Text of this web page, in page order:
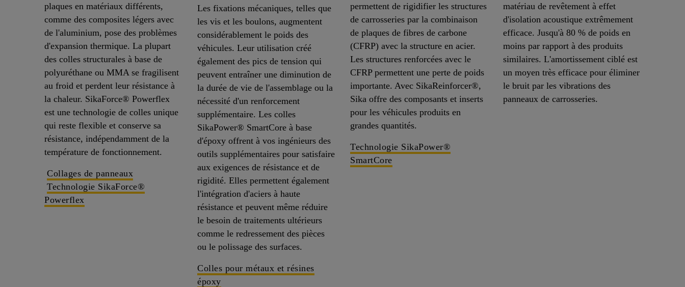
plaques en matériaux différents,
comme des composites légers avec
de l'aluminium, pose des problèmes
d'expansion thermique. La plupart
des colles structurales à base de
polyuréthane ou MMA se fragilisent
au froid et perdent leur résistance à
la chaleur. SikaForce® Powerflex
est une technologie de colles unique
qui reste flexible et conserve sa
résistance, indépendamment de la
température de fonctionnement.
Collages de panneaux
Technologie SikaForce®
Powerflex
Les fixations mécaniques, telles que
les vis et les boulons, augmentent
considérablement le poids des
véhicules. Leur utilisation créé
également des pics de tension qui
peuvent entraîner une diminution de
la durée de vie de l'assemblage ou la
nécessité d'un renforcement
supplémentaire. Les colles
SikaPower® SmartCore à base
d'époxy offrent à vos ingénieurs des
outils supplémentaires pour satisfaire
aux exigences de résistance et de
rigidité. Elles permettent également
l'intégration d'aciers à haute
résistance et peuvent même réduire
le besoin de traitements ultérieurs
comme le redressement des pièces
ou le polissage des surfaces.
Colles pour métaux et résines
époxy
permettent de rigidifier les structures
de carrosseries par la combinaison
de plaques de fibres de carbone
(CFRP) avec la structure en acier.
Les structures renforcées avec le
CFRP permettent une perte de poids
importante. Avec SikaReinforcer®,
Sika offre des composants et inserts
pour les véhicules produits en
grandes quantités.
Technologie SikaPower®
SmartCore
matériau de revêtement à effet
d'isolation acoustique extrêmement
efficace. Jusqu'à 80 % de poids en
moins par rapport à des produits
similaires. L'amortissement ciblé est
un moyen très efficace pour éliminer
le bruit par les vibrations des
panneaux de carrosseries.